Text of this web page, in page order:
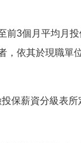
前3個月平均月
，依其於現職單
保薪資分級表